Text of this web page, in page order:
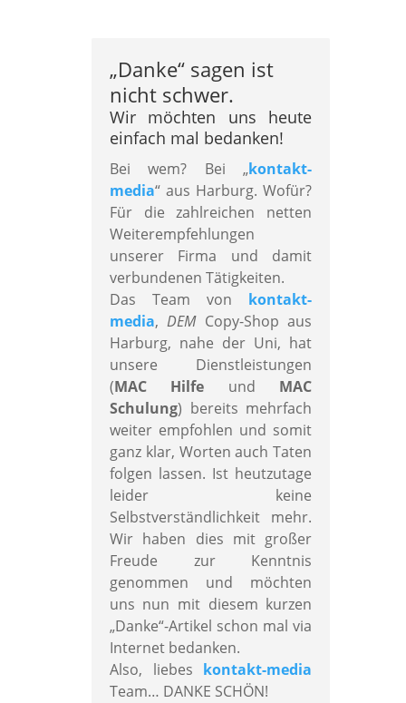
„Danke“sagen ist
nicht schwer.
Wir möchten uns heute
einfach mal bedanken!
Bei wem? Bei „kontakt-
media“ aus Harburg. Wofür?
Für die zahlreichen netten
Weiterempfehlungen
unserer Firma und damit
verbundenen Tätigkeiten.
Das Team von kontakt-
media,DEMCopy-Shop aus
Harburg, nahe der Uni, hat
unsere Dienstleistungen
(MAC Hilfe und MAC
Schulung) bereits mehrfach
weiter empfohlen und somit
ganz klar, Worten auch Taten
folgen lassen. Ist heutzutage
leider keine
Selbstverständlichkeit mehr.
Wir haben dies mit großer
Freude zur Kenntnis
genommen und möchten
uns nun mit diesem kurzen
„Danke“-Artikel schon mal via
Internet bedanken.
Also, liebes kontakt-media
Team… DANKE SCHÖN!